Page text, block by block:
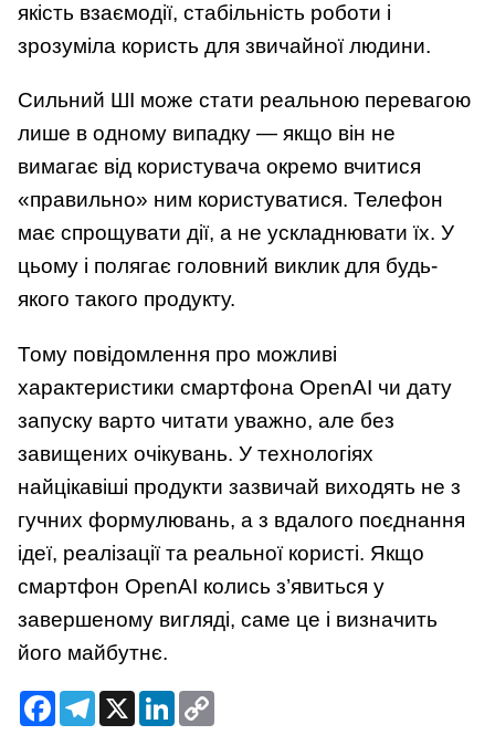
якість взаємодії, стабільність роботи і
зрозуміла користь для звичайної людини.
Сильний ШІ може стати реальною перевагою
лише в одному випадку — якщо він не
вимагає від користувача окремо вчитися
«правильно» ним користуватися. Телефон
має спрощувати дії, а не ускладнювати їх. У
цьому і полягає головний виклик для будь-
якого такого продукту.
Тому повідомлення про можливі
характеристики смартфона OpenAI чи дату
запуску варто читати уважно, але без
завищених очікувань. У технологіях
найцікавіші продукти зазвичай виходять не з
гучних формулювань, а з вдалого поєднання
ідеї, реалізації та реальної користі. Якщо
смартфон OpenAI колись з’явиться у
завершеному вигляді, саме це і визначить
його майбутнє.
FacebookTelegram
X LinkedIn